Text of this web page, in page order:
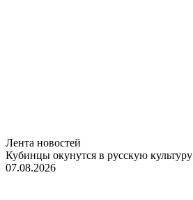
Лента новостей
Кубинцы окунутся в русскую культуру
07.08.2026